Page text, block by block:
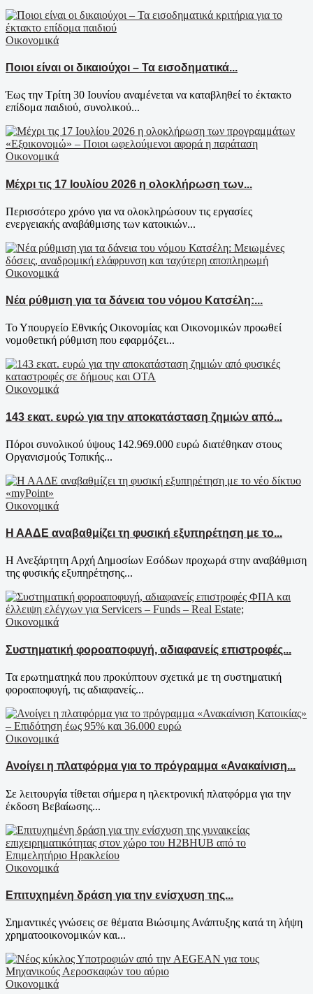
Οικονομικά
Ποιοι είναι οι δικαιούχοι – Τα εισοδηματικά...
Έως την Τρίτη 30 Ιουνίου αναμένεται να καταβληθεί το έκτακτο
επίδομα παιδιού, συνολικού...
Οικονομικά
Μέχρι τις 17 Ιουλίου 2026 η ολοκλήρωση των...
Περισσότερο χρόνο για να ολοκληρώσουν τις εργασίες
ενεργειακής αναβάθμισης των κατοικιών...
Οικονομικά
Νέα ρύθμιση για τα δάνεια του νόμου Κατσέλη:...
Το Υπουργείο Εθνικής Οικονομίας και Οικονομικών προωθεί
νομοθετική ρύθμιση που εφαρμόζει...
Οικονομικά
143 εκατ. ευρώ για την αποκατάσταση ζημιών από...
Πόροι συνολικού ύψους 142.969.000 ευρώ διατέθηκαν στους
Οργανισμούς Τοπικής...
Οικονομικά
Η ΑΑΔΕ αναβαθμίζει τη φυσική εξυπηρέτηση με το...
Η Ανεξάρτητη Αρχή Δημοσίων Εσόδων προχωρά στην αναβάθμιση
της φυσικής εξυπηρέτησης...
Οικονομικά
Συστηματική φοροαποφυγή, αδιαφανείς επιστροφές...
Τα ερωτηματηκά που προκύπτουν σχετικά με τη συστηματική
φοροαποφυγή, τις αδιαφανείς...
Οικονομικά
Ανοίγει η πλατφόρμα για το πρόγραμμα «Ανακαίνιση...
Σε λειτουργία τίθεται σήμερα η ηλεκτρονική πλατφόρμα για την
έκδοση Βεβαίωσης...
Οικονομικά
Επιτυχημένη δράση για την ενίσχυση της...
Σημαντικές γνώσεις σε θέματα Βιώσιμης Ανάπτυξης κατά τη λήψη
χρηματοοικονομικών και...
Οικονομικά